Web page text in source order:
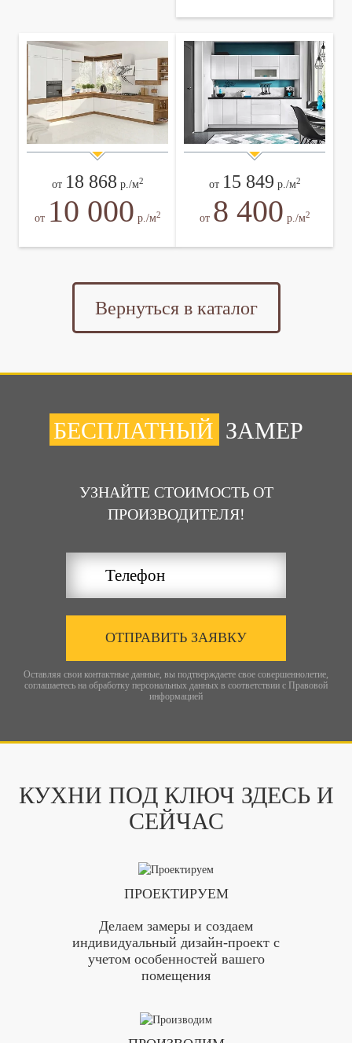
от 18 868 р./м2
от 10 000 р./м2
от 15 849 р./м2
от 8 400 р./м2
Вернуться в каталог
БЕСПЛАТНЫЙ ЗАМЕР
УЗНАЙТЕ СТОИМОСТЬ ОТ
ПРОИЗВОДИТЕЛЯ!
ОТПРАВИТЬ ЗАЯВКУ
Оставляя свои контактные данные, вы подтверждаете свое совершеннолетие,
соглашаетесь на обработку персональных данных в соответствии с Правовой
информацией
КУХНИ ПОД КЛЮЧ ЗДЕСЬ И
СЕЙЧАС
ПРОЕКТИРУЕМ
Делаем замеры и создаем
индивидуальный дизайн-проект с
учетом особенностей вашего
помещения